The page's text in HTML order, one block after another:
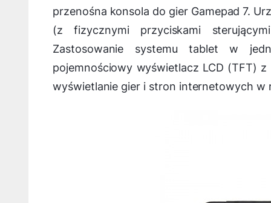
przenośna konsola do gier Gamepad 7.
(z fizycznymi przyciskami
Zastosowanie systemu tablet w
pojemnościowy wyświetlacz LCD (TFT)
wyświetlanie gier i stron internetowych w